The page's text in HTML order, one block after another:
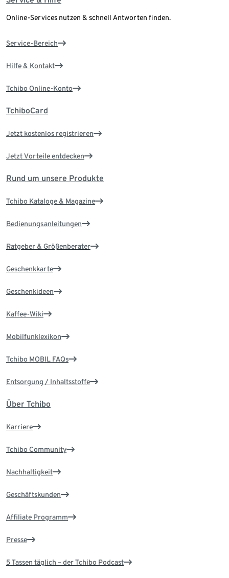
Online-Services nutzen & schnell Antworten finden.
Service-Bereich
Hilfe & Kontakt
Tchibo Online-Konto
TchiboCard
Jetzt kostenlos registrieren
Jetzt Vorteile entdecken
Rund um unsere Produkte
Tchibo Kataloge & Magazine
Bedienungsanleitungen
Ratgeber & Größenberater
Geschenkkarte
Geschenkideen
Kaffee-Wiki
Mobilfunklexikon
Tchibo MOBIL FAQs
Entsorgung / Inhaltsstoffe
Über Tchibo
Karriere
Tchibo Community
Nachhaltigkeit
Geschäftskunden
Affiliate Programm
Presse
5 Tassen täglich – der Tchibo Podcast